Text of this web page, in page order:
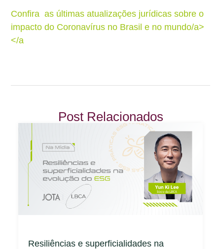
Confira as últimas atualizações jurídicas sobre o
impacto do Coronavírus no Brasil e no mundo/a>
</a
Post Relacionados
Resiliências e superficialidades na